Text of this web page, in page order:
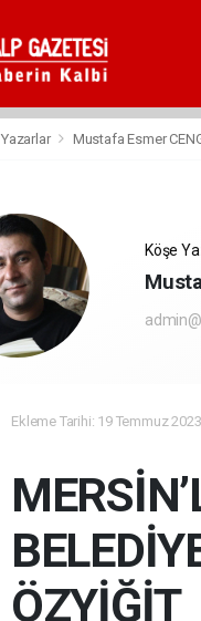
Yazarlar Mustafa Esmer
Köşe
Ekleme Tarihi: 19 Temmuz
ÖZYİĞİT